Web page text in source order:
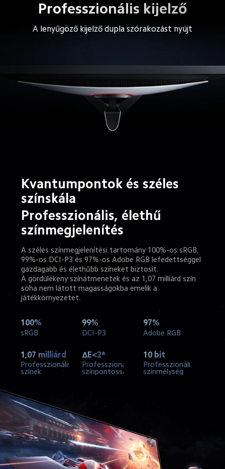
Professzionális kijelző
A lenyűgöző kijelző dupla szórakozást nyújt
Kvantumpontok és széles
színskála
Professzionális, élethű
színmegjelenítés
A széles színmegjelenítési tartomány 100%-os sRGB,
99%-os DCI-P3 és 97%-os Adobe RGB lefedettséggel
gazdagabb és élethűbb színeket biztosít.
A gördülékeny színátmenetek és az 1,07 milliárd szín
soha nem látott magasságokba emelik a
játékkörnyezetet.
100%
sRGB
99%
DCI-P3
97%
Adobe RGB
1,07 milliárd
Professzionális
színek
ΔE<2*
Professzionális
színpontosság
10 bit
Professzionális
színmélység